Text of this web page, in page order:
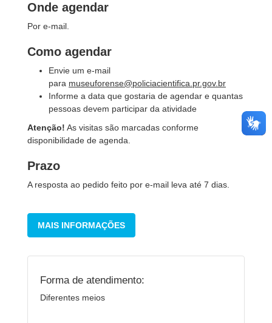
Onde agendar
Por e-mail.
Como agendar
Envie um e-mail
para museuforense@policiacientifica.pr.gov.br
Informe a data que gostaria de agendar e quantas
pessoas devem participar da atividade
Atenção! As visitas são marcadas conforme
disponibilidade de agenda.
Prazo
A resposta ao pedido feito por e-mail leva até 7 dias.
MAIS INFORMAÇÕES
Forma de atendimento:
Diferentes meios